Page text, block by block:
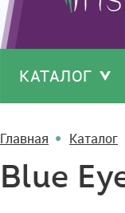
КАТАЛОГ
Главная Каталог
Blue